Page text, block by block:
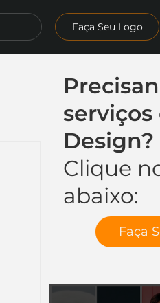
Faça Seu Logo
serviços
Design?
Clique
abaixo:
Faça